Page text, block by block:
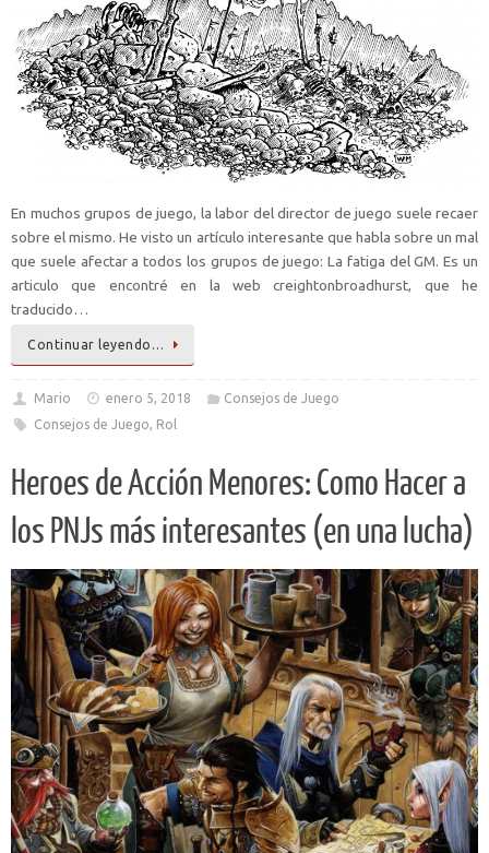
En muchos grupos de juego, la labor del director de juego suele recaer
sobre el mismo. He visto un artículo interesante que habla sobre un mal
que suele afectar a todos los grupos de juego: La fatiga del GM. Es un
articulo que encontré en la web creightonbroadhurst, que he
traducido…
Continuar leyendo…
Mario enero 5, 2018
Consejos de Juego
Consejos de Juego, Rol
Heroes de Acción Menores: Como Hacer a
los PNJs más interesantes (en una lucha)